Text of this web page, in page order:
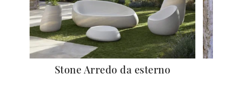
Stone Arredo da esterno